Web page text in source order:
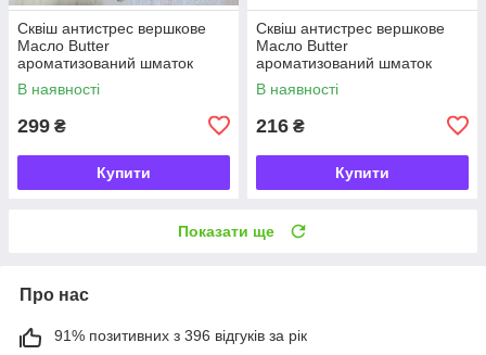
Сквіш антистрес вершкове
Масло Butter
ароматизований шматок
масла 22 см
В наявності
299 ₴
Купити
Сквіш антистрес вершкове
Масло Butter
ароматизований шматок
масла
В наявності
216 ₴
Купити
Показати ще
Про нас
91% позитивних з 396 відгуків за рік